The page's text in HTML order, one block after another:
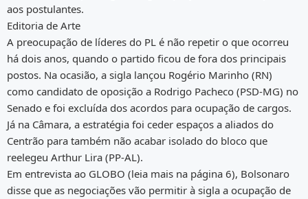
aos postulantes.
Editoria de Arte
A preocupação de líderes do PL é não repetir o que ocorreu
há dois anos, quando o partido ficou de fora dos principais
postos. Na ocasião, a sigla lançou Rogério Marinho (RN)
como candidato de oposição a Rodrigo Pacheco (PSD-MG) no
Senado e foi excluída dos acordos para ocupação de cargos.
Já na Câmara, a estratégia foi ceder espaços a aliados do
Centrão para também não acabar isolado do bloco que
reelegeu Arthur Lira (PP-AL).
Em entrevista ao GLOBO (leia mais na página 6), Bolsonaro
disse que as negociações vão permitir à sigla a ocupação de